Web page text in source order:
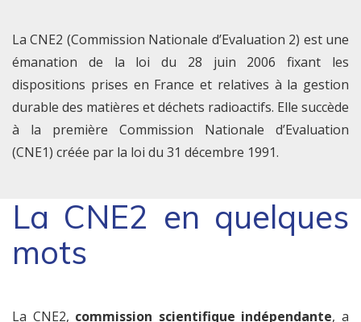
La CNE2 (Commission Nationale d’Evaluation 2) est une
émanation de la loi du 28 juin 2006 fixant les
dispositions prises en France et relatives à la gestion
durable des matières et déchets radioactifs. Elle succède
à la première Commission Nationale d’Evaluation
(CNE1) créée par la loi du 31 décembre 1991.
La CNE2 en quelques
mots
La CNE2, commission scientifique indépendante, a